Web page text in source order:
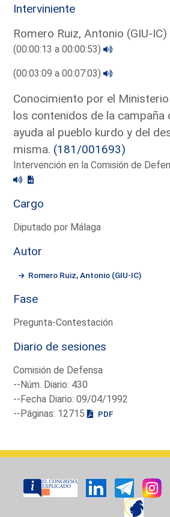
Interviniente
Romero Ruiz, Antonio (GIU-IC)
(00:00:13 a 00:00:53)
(00:03:09 a 00:07:03)
Conocimiento por el
los contenidos de la campaña
ayuda al pueblo kurdo y del
misma. (181/001693)
Intervención en la Comisión de
Cargo
Diputado por Málaga
Autor
Romero Ruiz, Antonio (GIU-IC)
Fase
Pregunta-Contestación
Diario de sesiones
Comisión de Defensa
--Núm. Diario: 430
--Fecha Diario: 09/04/1992
--Páginas: 12715
PDF